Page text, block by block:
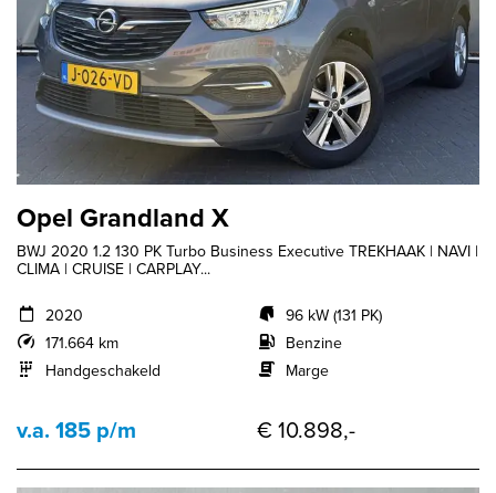
Opel Grandland X
BWJ 2020 1.2 130 PK Turbo Business Executive TREKHAAK | NAVI |
CLIMA | CRUISE | CARPLAY...
2020
171.664 km
Handgeschakeld
96 kW (131 PK)
Benzine
Marge
v.a. 185 p/m € 10.898,-